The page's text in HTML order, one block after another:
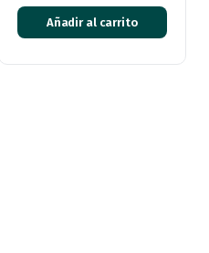
Añadir al carrito